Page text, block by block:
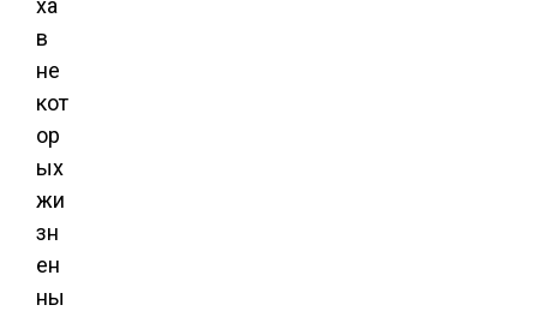
ха
в
не
кот
ор
ых
жи
зн
ен
ны